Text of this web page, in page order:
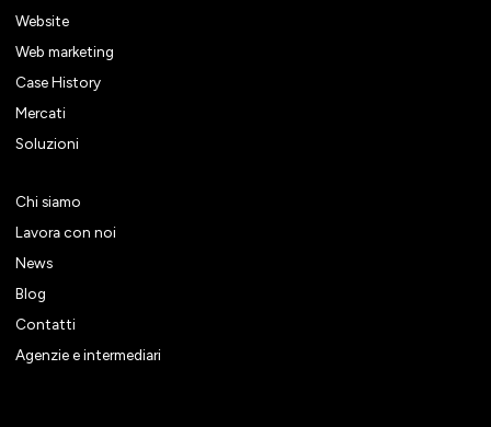
Website
Web marketing
Case History
Mercati
Soluzioni
Chi siamo
Lavora con noi
News
Blog
Contatti
Agenzie e intermediari